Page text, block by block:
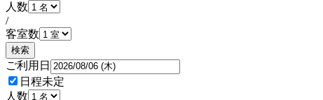
人数
/
客室数
検索
ご利用日
日程未定
人数